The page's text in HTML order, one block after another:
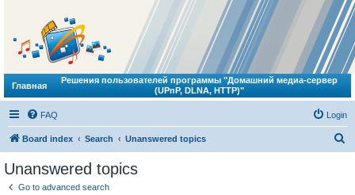
Главная
Решения пользователей программы "Домашний медиа-сервер
(UPnP, DLNA, HTTP)"
FAQ Login
Board index Search Unanswered topics
Unanswered topics
Go to advanced search